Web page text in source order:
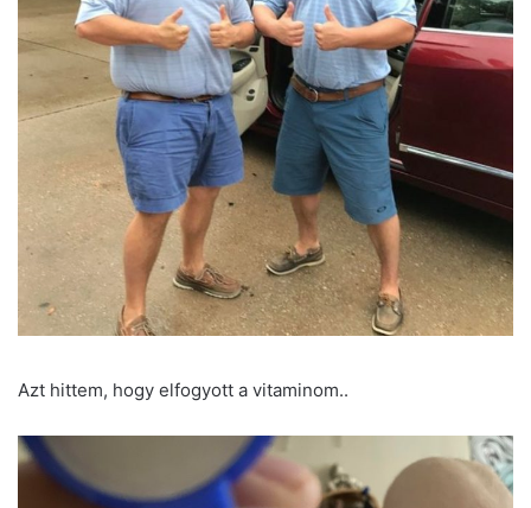
Azt hittem, hogy elfogyott a vitaminom..